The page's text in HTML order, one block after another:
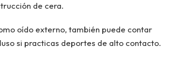
de cera.
oído externo, también puede contar
si practicas deportes de alto contacto.